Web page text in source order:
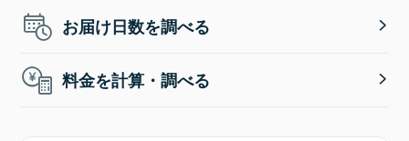
お届け日数を調べる
料金を計算・調べる